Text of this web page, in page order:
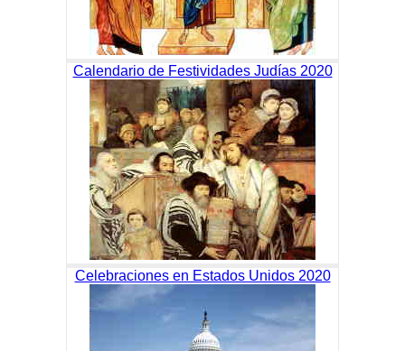
Calendario de Festividades Judías 2020
Celebraciones en Estados Unidos 2020